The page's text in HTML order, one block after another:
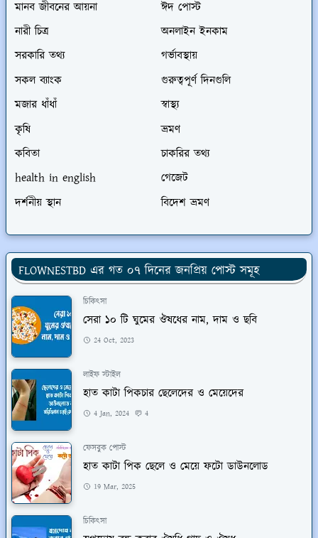
মানব জীবনের আয়না
ঈদ পোস্ট
নারী চিত্র
অনলাইন ইনকাম
সরকারি তথ্য
গর্ভাবস্থায়
সকল ব্যাংক
গুরুত্বপূর্ণ দিনগুলি
মজার ধাঁধাঁ
স্বাস্থ্য
কৃষি
ভ্রমণ
কবিতা
চাকরির তথ্য
health in english
গেজেট
দর্শনীয় স্থান
বিদেশ ভ্রমণ
FLOWNESTBD এর গত ০৭ দিনের জনপ্রিয় পোস্ট সমূহ
চিকিৎসা
সেরা ১০ টি ঘুমের ঔষধের নাম, দাম ও ছবি
24 Oct, 2023
লাইফ স্টাইল
হাত কাটা পিকচার ছেলেদের ও মেয়েদের
4 Jan, 2024 4
ফেসবুক পোস্ট
হাত কাটা পিক ছেলে ও মেয়ে ফটো ডাউনলোড
19 Mar, 2025
চিকিৎসা